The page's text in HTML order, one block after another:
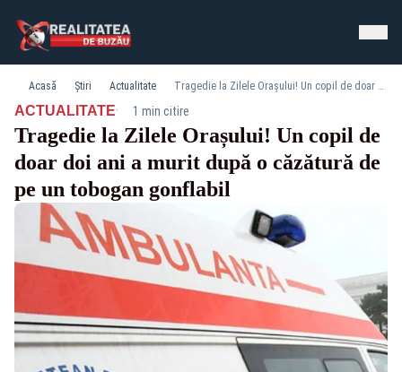
Acasă Știri Actualitate Tragedie la Zilele Orașului! Un copil de doar doi ani a murit după o căzătură de pe un tobogan gonflabil
ACTUALITATE· 1 min citire
Tragedie la Zilele Orașului! Un copil de
doar doi ani a murit după o căzătură de
pe un tobogan gonflabil